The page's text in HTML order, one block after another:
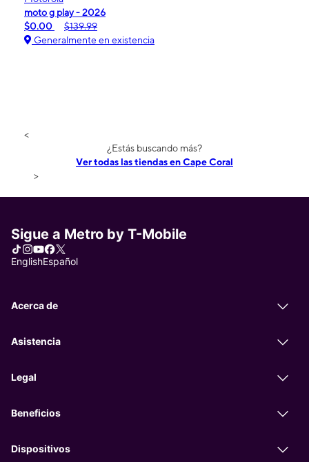
moto g play - 2026
$0.00
$139.99
Generalmente en existencia
<
¿Estás buscando más?
Ver todas las tiendas en Cape Coral
>